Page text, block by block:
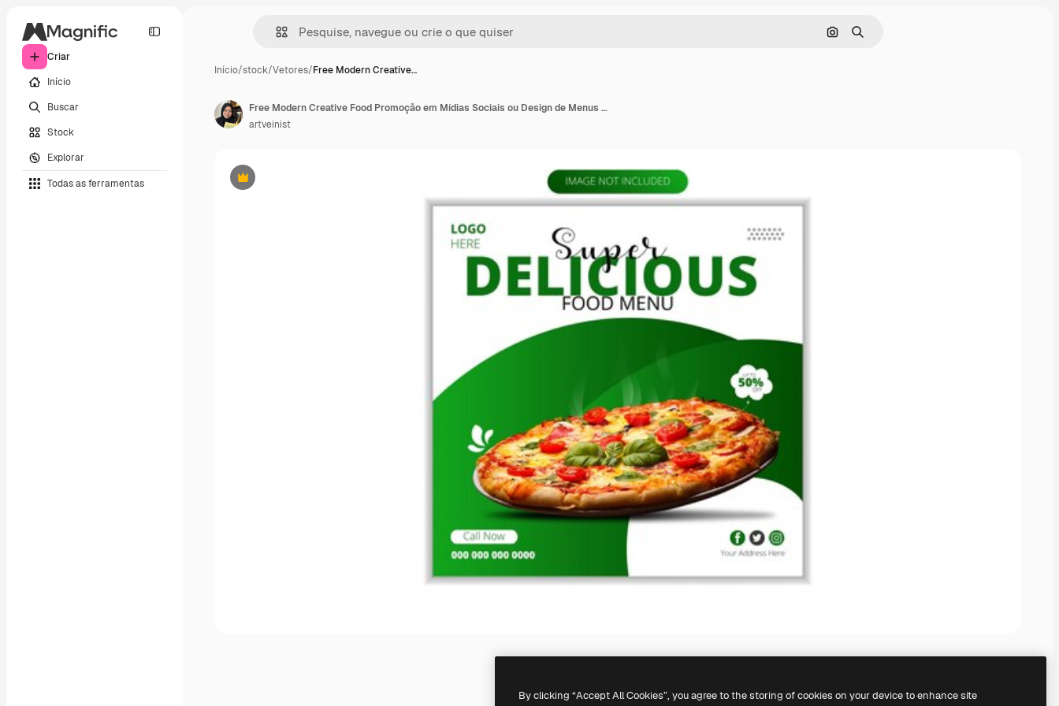
Criar
Início
Buscar
Stock
Explorar
Todas as ferramentas
Pesquisar por imagem
Buscar
Início/stock/Vetores/Free Modern Creative…
Premium
Free Modern Creative Food Promoção em Mídias Sociais ou Design de Menus de Restaurantes
artveinist
By clicking “Accept All Cookies”, you agree to the storing of cookies on your device to enhance site